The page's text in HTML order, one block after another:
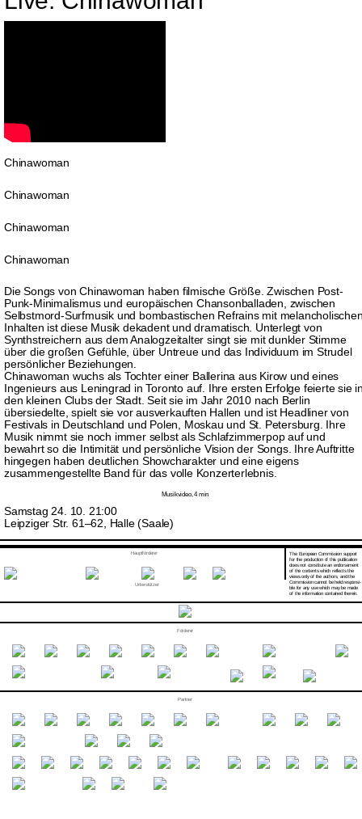
Chinawoman
Chinawoman
Chinawoman
Chinawoman
Die Songs von Chinawoman haben filmische Größe. Zwischen Post-
Punk-Minimalismus und europäischen Chansonballaden, zwischen
Selbstmord-Surfmusik und bombastischen Refrains mit
Inhalten ist diese Musik dekadent und dramatisch. Unterlegt von
Synthstreichern aus dem Analogzeitalter singt sie mit dunkler Stimme
über die großen Gefühle, über Untreue und das Individuum im Strudel
persönlicher Beziehungen.
Chinawoman wuchs als Tochter einer Ballerina aus Kirow und eines
Ingenieurs aus Leningrad in Toronto auf. Ihre ersten Erfolge feierte sie
den kleinen Clubs der Stadt. Seit sie im Jahr 2010 nach Berlin
übersiedelte, spielt sie vor ausverkauften Hallen und ist Headliner von
Festivals in Deutschland und Polen, Moskau und St. Petersburg. Ihre
Musik nimmt sie noch immer selbst als Schlafzimmerpop auf und
bewahrt so die Intimität und persönliche Vision der Songs. Ihre Auftritte
hingegen haben deutlichen Showcharakter und eine eigens
zusammengestellte Band für das volle Konzerterlebnis.
Musikvideo, 4 min
Samstag 24. 10. 21:00
Leipziger Str. 61–62, Halle (Saale)
Hauptförderer
The European Commission support
for the production of this publication
does not constitute an endorsement
of the contents which reflects the
views only of the authors, and the
Commission cannot be held responsi­
ble for any use which may be made
of the information contained therein.
Förderer
Partner
Unterstützer